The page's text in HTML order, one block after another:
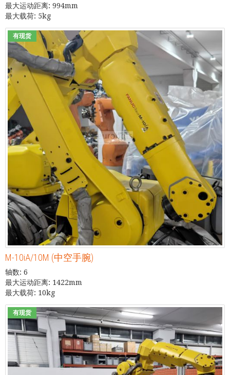
最大运动距离: 994mm
最大载荷: 5kg
有现货
M-10iA/10M (中空手腕)
轴数: 6
最大运动距离: 1422mm
最大载荷: 10kg
有现货